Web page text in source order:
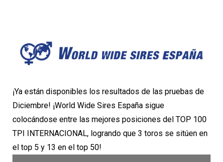
¡Ya están disponibles los resultados de las pruebas de
Diciembre! ¡World Wide Sires España sigue
colocándose entre las mejores posiciones del TOP 100
TPI INTERNACIONAL, logrando que 3 toros se sitúen en
el top 5 y 13 en el top 50!